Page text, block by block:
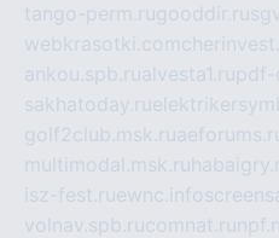
tango-perm.rugooddir.ru
webkrasotki.com
ankou.spb.rualvesta1.rupdf-
sakhatoday.ru
golf2club.msk.ru
multimodal.msk.ru
isz-fest.ruewnc.info
volnav.spb.rucomnat.ru